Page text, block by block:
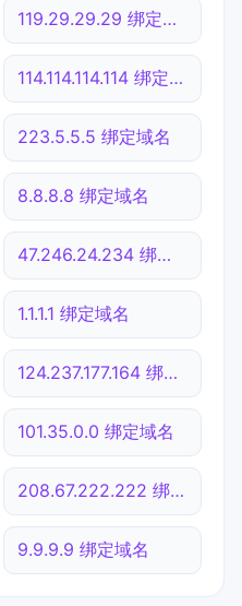
119.29.29.29 绑定域名
114.114.114.114 绑定域名
223.5.5.5 绑定域名
8.8.8.8 绑定域名
47.246.24.234 绑定域名
1.1.1.1 绑定域名
124.237.177.164 绑定域名
101.35.0.0 绑定域名
208.67.222.222 绑定域名
9.9.9.9 绑定域名